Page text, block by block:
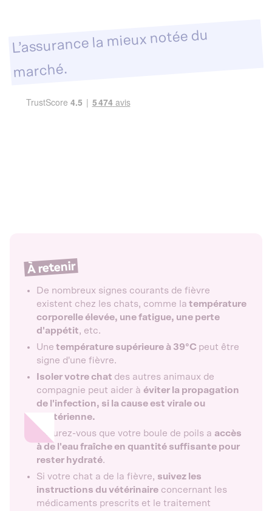
L’assurance la mieux notée du
marché.
À retenir
De nombreux signes courants de fièvre
existent chez les chats, comme la température
corporelle élevée, une fatigue, une perte
d'appétit, etc.
Une température supérieure à 39°C peut être
signe d'une fièvre.
Isoler votre chat des autres animaux de
compagnie peut aider à éviter la propagation
de l'infection, si la cause est virale ou
bactérienne.
Assurez-vous que votre boule de poils a accès
à de l'eau fraîche en quantité suffisante pour
rester hydraté.
Si votre chat a de la fièvre, suivez les
instructions du vétérinaire concernant les
médicaments prescrits et le traitement